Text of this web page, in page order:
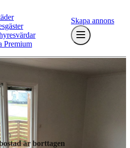
Premium
Skapa annons
är borttagen